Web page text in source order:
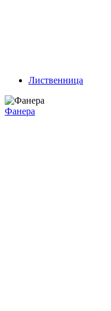
Лиственница
Фанера